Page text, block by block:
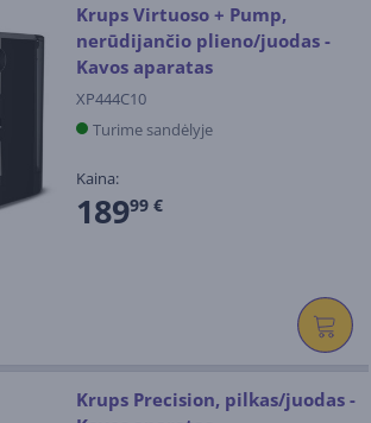
Krups Virtuoso + Pump,
nerūdijančio plieno/juodas -
Kavos aparatas
XP444C10
Turime sandėlyje
Kaina:
18999 €
Krups Precision, pilkas/juodas -